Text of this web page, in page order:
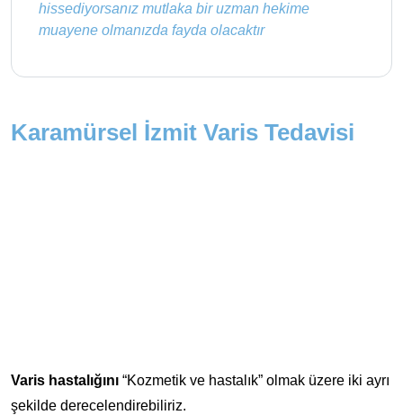
hissediyorsanız mutlaka bir uzman hekime
muayene olmanızda fayda olacaktır
Karamürsel İzmit Varis Tedavisi
Varis hastalığını “Kozmetik ve hastalık” olmak üzere iki ayrı
şekilde derecelendirebiliriz.